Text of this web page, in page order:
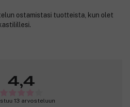
ostamistasi tuotteista, kun olet
4,4
13 arvosteluun